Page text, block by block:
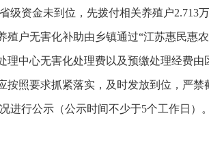
级资金未到位，先拨付相关养殖户2.713
殖户无害化补助由乡镇通过“江苏惠民惠
理中心无害化处理费以及预缴处理经费
按照要求抓紧落实，及时发放到位，严
进行公示（公示时间不少于5个工作日